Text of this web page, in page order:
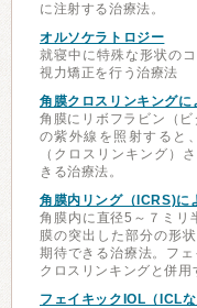
に注射する治療法。
オルソケラトロジー
就寝中に特殊な形状の
視力矯正を行う治療法
角膜クロスリンキングに
角膜にリボフラビン（
の紫外線を照射すると
（クロスリンキング）
きる治療法。
角膜内リング（ICRS)に
角膜内に直径5～７ミリ
膜の突出した部分の形
期待できる治療法。フ
クロスリンキングと併用
フェイキックIOL（ICLな